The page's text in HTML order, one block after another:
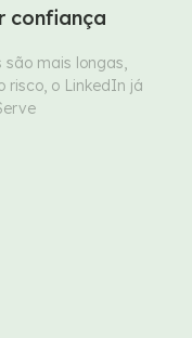
confiança
mais longas,
risco, o LinkedIn já